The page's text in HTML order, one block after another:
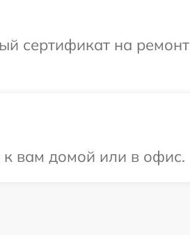
сертификат на ремонт
вам домой или в офис.